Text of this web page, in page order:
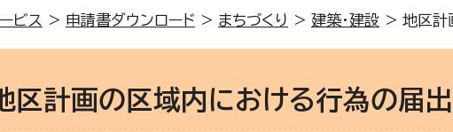
ビス > 申請書ダウンロード > まちづくり > 建築・建設 > 地区計
区計画の区域内における行為の届出